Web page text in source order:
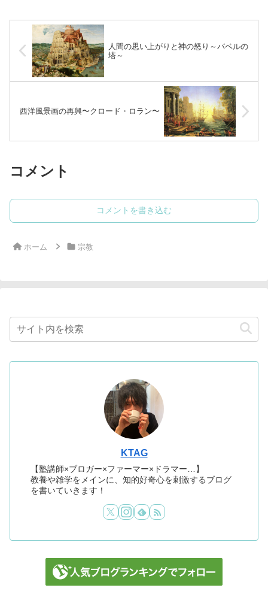
人間の思い上がりと神の怒り～バベルの
塔～
西洋風景画の再興〜クロード・ロラン〜
コメント
コメントを書き込む
ホーム 宗教
KTAG
【塾講師×ブロガー×ファーマー×ドラマー…】
教養や雑学をメインに、知的好奇心を刺激するブログ
を書いていきます！